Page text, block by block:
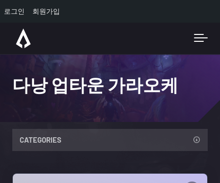
로그인 회원가입
Skip to main content
다낭 업타운 가라오케
CATEGORIES